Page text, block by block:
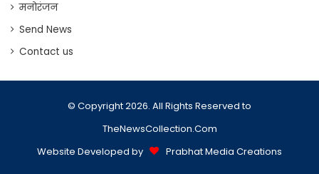
मनोरंजन
Send News
Contact us
© Copyright 2026. All Rights Reserved to
TheNewsCollection.Com
Website Developed by
Prabhat Media Creations